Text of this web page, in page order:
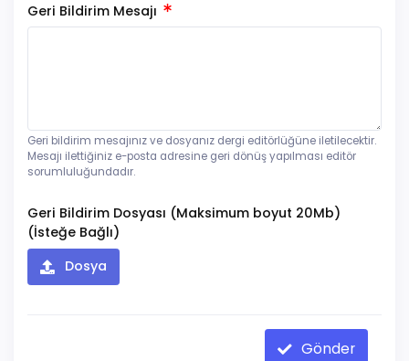
Geri Bildirim Mesajı
Geri bildirim mesajınız ve dosyanız dergi editörlüğüne iletilecektir.
Mesajı ilettiğiniz e-posta adresine geri dönüş yapılması editör
sorumluluğundadır.
Geri Bildirim Dosyası (Maksimum boyut 20Mb)
(İsteğe Bağlı)
Dosya
Gönder